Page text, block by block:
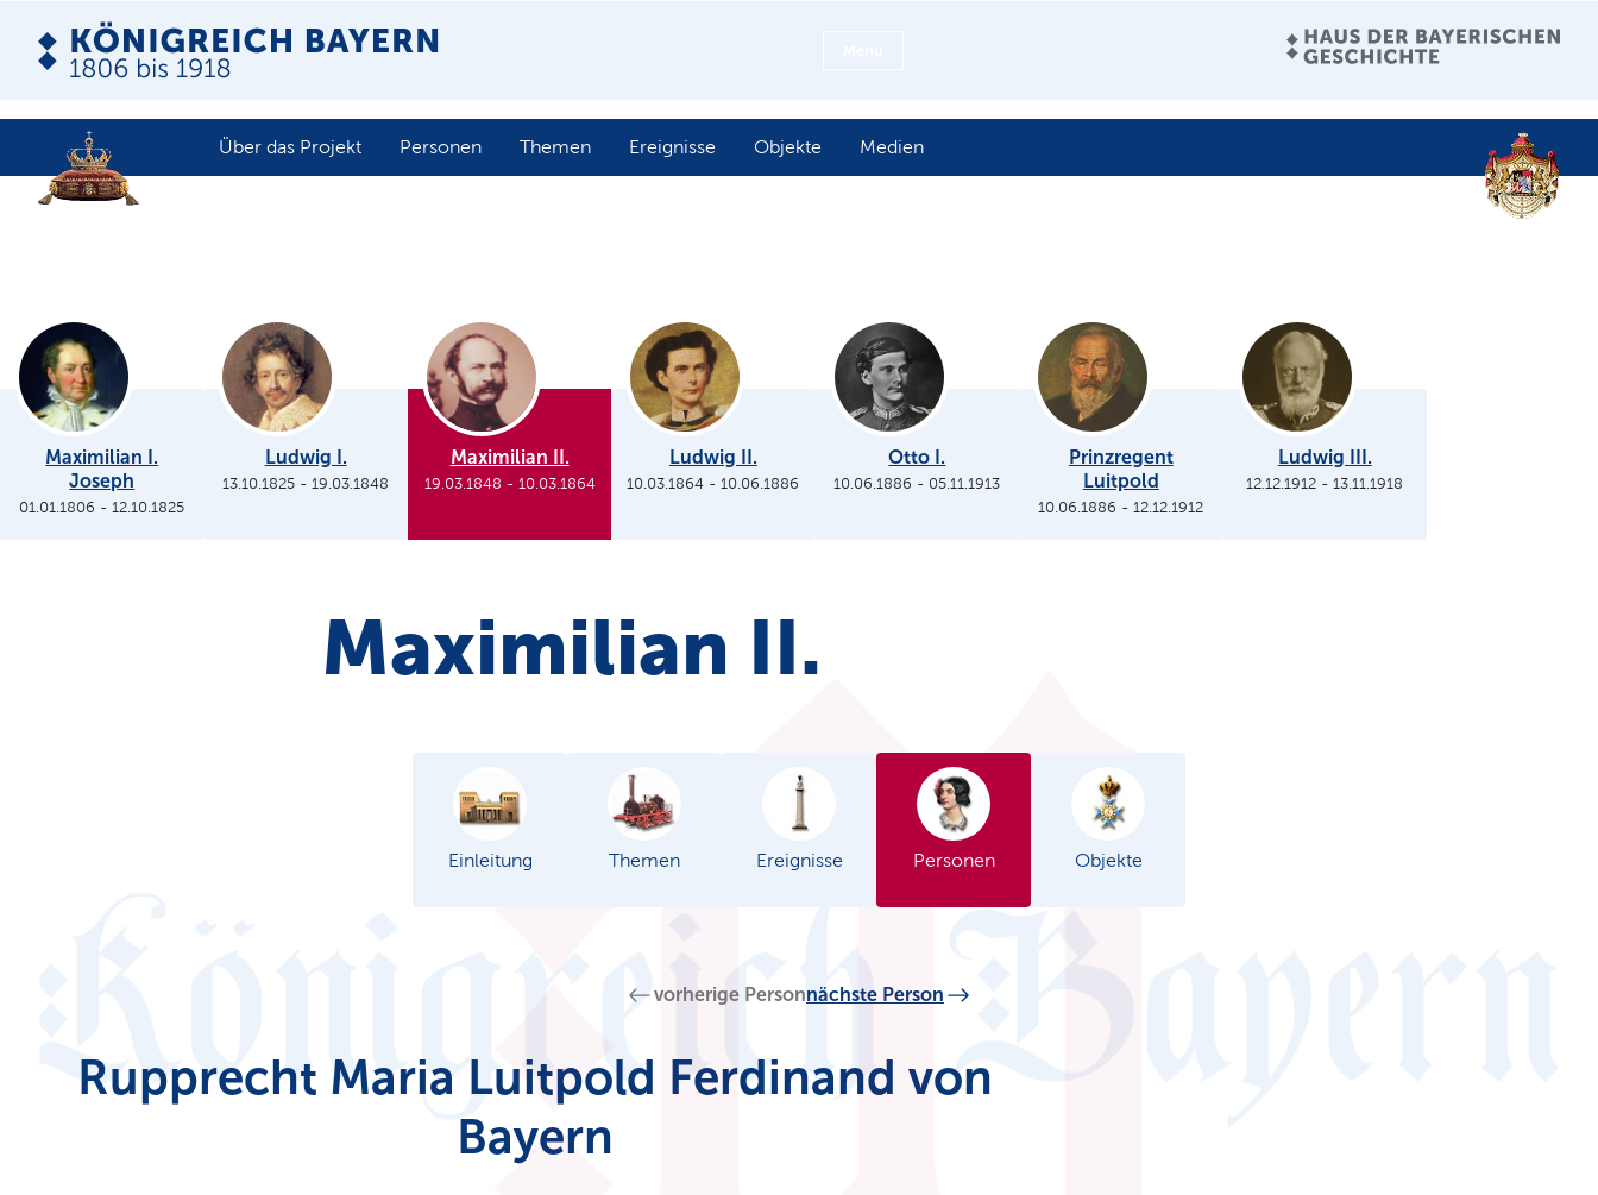
Über das Projekt Personen Themen Ereignisse Objekte Medien
Maximilian I.
Joseph
01.01.1806 -12.10.1825
Ludwig I.
13.10.1825 -19.03.1848
Maximilian II.
19.03.1848 - 10.03.1864
Ludwig II.
10.03.1864 -10.06.1886
Otto I.
10.06.1886 - 05.11.1913
Prinzregent
Luitpold
10.06.1886 -12.12.1912
Ludwig III.
12.12.1912 -13.11.1918
Maximilian II.
Einleitung Themen Ereignisse Personen Objekte
vorherige Personnächste Person
Rupprecht Maria Luitpold Ferdinand von
Bayern